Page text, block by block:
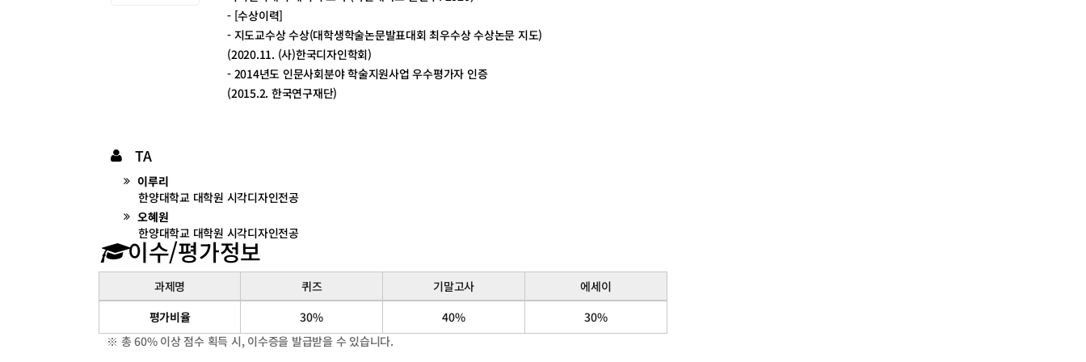
- [수상이력]
- 지도교수상 수상(대학생학술논문발표대회 최우수상 수상논문 지도)
(2020.11. (사)한국디자인학회)
- 2014년도 인문사회분야 학술지원사업 우수평가자 인증
(2015.2. 한국연구재단)
TA
이루리
한양대학교 대학원 시각디자인전공
오혜원
한양대학교 대학원 시각디자인전공
이수/평가정보
이
가
과제명 퀴즈 기말고사
에세이
평가비율
30% 40%
30%
※ 총 60% 이상 점수 획득 시, 이수증을 발급받을 수 있습니다.